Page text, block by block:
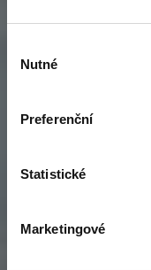
souhlasu
Nutné
Preferenční
Statistické
Marketingové
OSVČ
STANDARD a
Všechny
To mě zajímá